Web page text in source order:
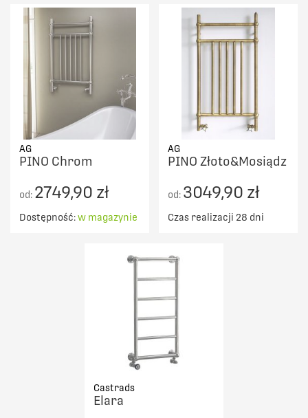
AG
PINO Chrom
od: 2749,90 zł
Dostępność:w magazynie
AG
PINO Złoto&Mosiądz
od: 3049,90 zł
Czas realizacji 28 dni
Castrads
Elara